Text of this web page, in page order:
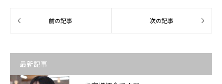
最新記事